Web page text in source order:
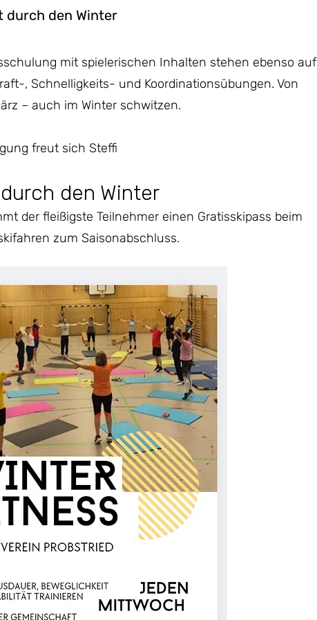
durch den Winter
mit spielerischen Inhalten stehen ebenso auf
, Schnelligkeits- und Koordinationsübungen. Von
– auch im Winter schwitzen.
freut sich Steffi
den Winter
der fleißigste Teilnehmer einen Gratisskipass beim
zum Saisonabschluss.